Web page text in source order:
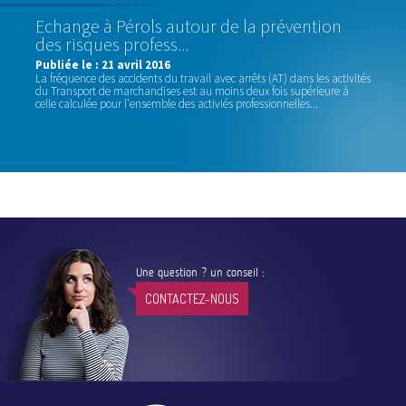
Echange à Pérols autour de la prévention
des risques profess...
Publiée le : 21 avril 2016
La fréquence des accidents du travail avec arrêts (AT) dans les activités
du Transport de marchandises est au moins deux fois supérieure à
celle calculée pour l'ensemble des activiés professionnelles...
Une question ? un conseil :
CONTACTEZ-NOUS